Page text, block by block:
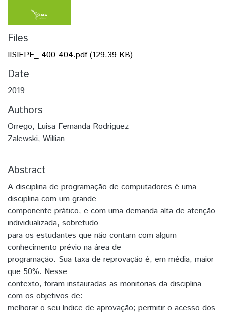
Files
IISIEPE_ 400-404.pdf(129.39 KB)
Date
2019
Authors
Orrego, Luisa Fernanda Rodriguez
Zalewski, Willian
Abstract
A disciplina de programação de computadores é uma
disciplina com um grande
componente prático, e com uma demanda alta de atenção
individualizada, sobretudo
para os estudantes que não contam com algum
conhecimento prévio na área de
programação. Sua taxa de reprovação é, em média, maior
que 50%. Nesse
contexto, foram instauradas as monitorias da disciplina
com os objetivos de:
melhorar o seu índice de aprovação; permitir o acesso dos